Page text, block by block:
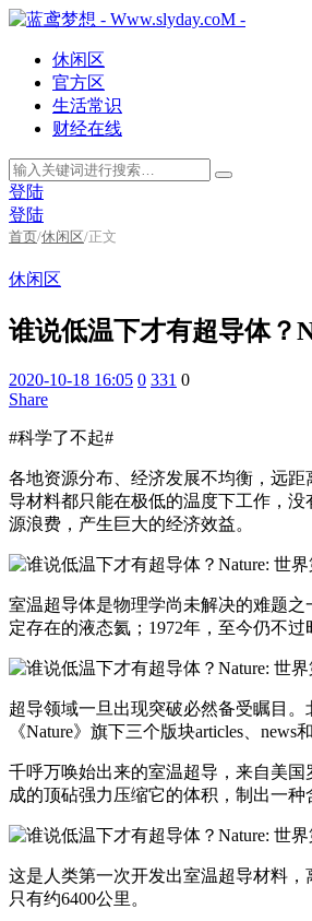
休闲区
官方区
生活常识
财经在线
登陆
登陆
首页/休闲区/正文
休闲区
谁说低温下才有超导体？
2020-10-18 16:05 0 331 0
Share
#科学了不起#
各地资源分布、经济发展不均衡，远
导材料都只能在极低的温度下工作，
源浪费，产生巨大的经济效益。
室温超导体是物理学尚未解决的难题
定存在的液态氦；1972年，至今仍不
超导领域一旦出现突破必然备受瞩目
《Nature》旗下三个版块articles、
千呼万唤始出来的室温超导，来自美
成的顶砧强力压缩它的体积，制出一
这是人类第一次开发出室温超导材料
只有约6400公里。